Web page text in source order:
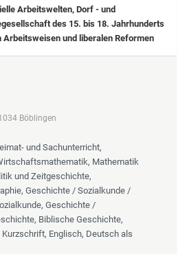
Arbeitswelten, Dorf - und
des 15. bis 18. Jahrhunderts
und liberalen Reformen
Böblingen
und Sachunterricht,
Mathematik
und Zeitgeschichte,
Geschichte / Sozialkunde /
Geschichte /
Biblische Geschichte,
Englisch, Deutsch als